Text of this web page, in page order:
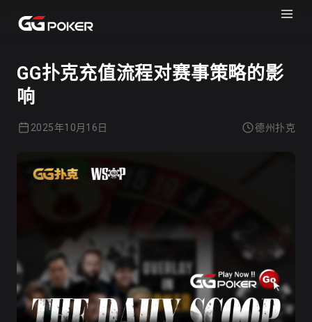
GG扑克充值流程对赛事策略的影
响
2025年10月16日 德州扑克